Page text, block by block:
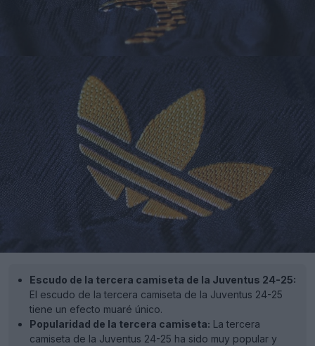
Escudo de la tercera camiseta de la Juventus 24-25:
El escudo de la tercera camiseta de la Juventus 24-25
tiene un efecto muaré único.
Popularidad de la tercera camiseta: La tercera
camiseta de la Juventus 24-25 ha sido muy popular y